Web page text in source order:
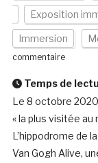
Exposition
Immersion
commentaire
Temps de
Le 8 octobre
« la plus visitée au
L’hippodrome de
Van Gogh Alive,